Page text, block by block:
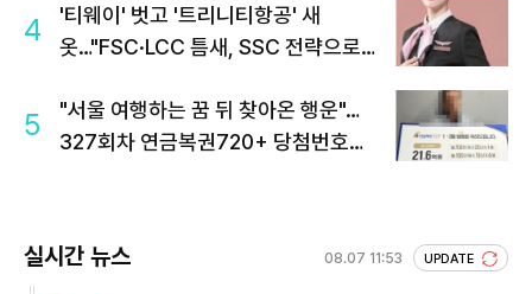
4
'티웨이' 벗고 '트리니티항공' 새
옷…"FSC·LCC 틈새, SSC 전략으로
5
"서울 여행하는 꿈 뒤 찾아온 행운"…
327회차 연금복권720+ 당첨번호조
실시간 뉴스 08.07 11:53 UPDATE